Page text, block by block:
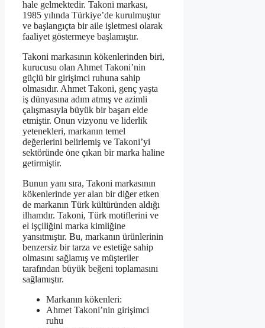
hale gelmektedir. Takoni markası,
1985 yılında Türkiye’de kurulmuştur
ve başlangıçta bir aile işletmesi olarak
faaliyet göstermeye başlamıştır.
Takoni markasının kökenlerinden biri,
kurucusu olan Ahmet Takoni’nin
güçlü bir girişimci ruhuna sahip
olmasıdır. Ahmet Takoni, genç yaşta
iş dünyasına adım atmış ve azimli
çalışmasıyla büyük bir başarı elde
etmiştir. Onun vizyonu ve liderlik
yetenekleri, markanın temel
değerlerini belirlemiş ve Takoni’yi
sektöründe öne çıkan bir marka haline
getirmiştir.
Bunun yanı sıra, Takoni markasının
kökenlerinde yer alan bir diğer etken
de markanın Türk kültüründen aldığı
ilhamdır. Takoni, Türk motiflerini ve
el işçiliğini marka kimliğine
yansıtmıştır. Bu, markanın ürünlerinin
benzersiz bir tarza ve estetiğe sahip
olmasını sağlamış ve müşteriler
tarafından büyük beğeni toplamasını
sağlamıştır.
Markanın kökenleri:
Ahmet Takoni’nin girişimci
ruhu